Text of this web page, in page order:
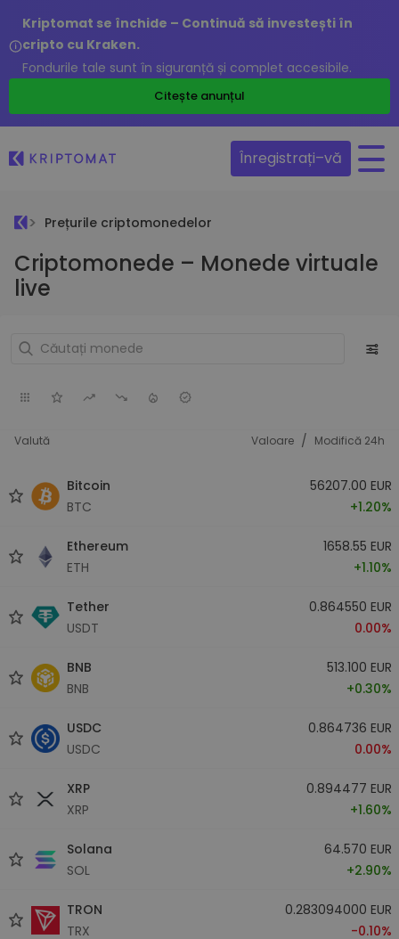
Kriptomat se închide – Continuă să investești în
cripto cu Kraken.
Fondurile tale sunt în siguranță și complet accesibile.
Citește anunțul
Înregistrați–vă
Prețurile criptomonedelor
Criptomonede – Monede virtuale
live
Valută Valoare / Modifică 24h
Bitcoin
BTC
56207.00 EUR
+1.20%
Ethereum
ETH
1658.55 EUR
+1.10%
Tether
USDT
0.864550 EUR
0.00%
BNB
BNB
513.100 EUR
+0.30%
USDC
USDC
0.864736 EUR
0.00%
XRP
XRP
0.894477 EUR
+1.60%
Solana
SOL
64.570 EUR
+2.90%
TRON
TRX
0.283094000 EUR
-0.10%